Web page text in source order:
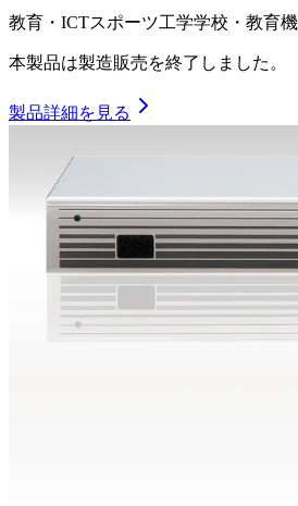
教育・ICTスポーツ工学学校・教育
本製品は製造販売を終了しました。
製品詳細を見る